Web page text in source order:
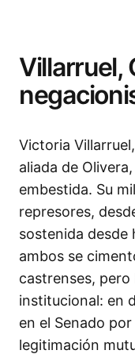
Villarruel,
Victoria
aliada de
embestida. Su
represores,
sostenida desde
ambos se
castrenses,
institucional: en
en el Senado
legitimación